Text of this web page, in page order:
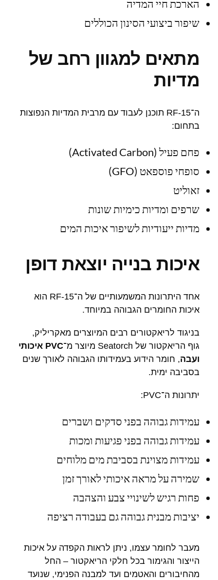
הארכת חיי המדיה
שיפור ביצועי הסינון הכוללים
מתאים למגוון רחב של
מדיות
ה־RF-15 תוכנן לעבוד עם מרבית המדיות הנפוצות
בתחום:
פחם פעיל (Activated Carbon)
סופחי פוספאט (GFO)
זאוליט
שרפים ומדיות כימיות שונות
מדיות ייעודיות לשיפור איכות המים
איכות בנייה יוצאת דופן
אחד היתרונות המשמעותיים של ה־RF-15 הוא
איכות החומרים הגבוהה במיוחד.
בניגוד לריאקטורים רבים המיוצרים מאקריליק,
גוף הריאקטור של Seatorch מיוצר מ־
PVC איכותי
ועבה, חומר הידוע בעמידותו הגבוהה לאורך שנים
בסביבה ימית.
יתרונות ה־PVC:
עמידות גבוהה בפני סדקים ושברים
עמידות גבוהה בפני פגיעות ומכות
עמידות מצוינת בסביבת מים מלוחים
שמירה על מראה איכותי לאורך זמן
פחות רגיש לשינויי צבע והצהבה
יציבות מבנית גבוהה גם בעבודה רציפה
מעבר לחומר עצמו, ניתן לראות הקפדה על איכות
הייצור והגימור בכל חלקי הריאקטור – החל
מהחיבורים והאטמים ועד למבנה הפנימי, שנועד